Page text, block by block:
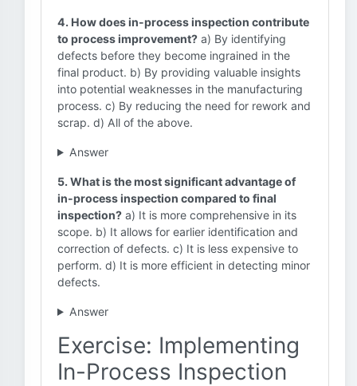
4. How does in-process inspection contribute
to process improvement? a) By identifying
defects before they become ingrained in the
final product. b) By providing valuable insights
into potential weaknesses in the manufacturing
process. c) By reducing the need for rework and
scrap. d) All of the above.
Answer
5. What is the most significant advantage of
in-process inspection compared to final
inspection? a) It is more comprehensive in its
scope. b) It allows for earlier identification and
correction of defects. c) It is less expensive to
perform. d) It is more efficient in detecting minor
defects.
Answer
Exercise: Implementing
In-Process Inspection